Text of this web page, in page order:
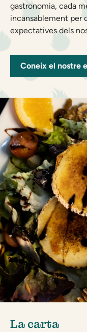
gastronomia, cada
incansablement per
expectatives dels
Coneix el nostre
La carta